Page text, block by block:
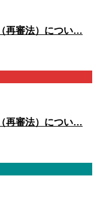
再審法）につい…
再審法）につい…